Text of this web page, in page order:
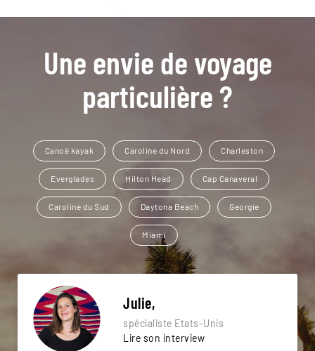
Une envie de voyage
particulière ?
Canoë kayak Caroline du Nord Charleston
Everglades Hilton Head Cap Canaveral
Caroline du Sud Daytona Beach Georgie
Miami
Julie,
spécialiste Etats-Unis
Lire son interview